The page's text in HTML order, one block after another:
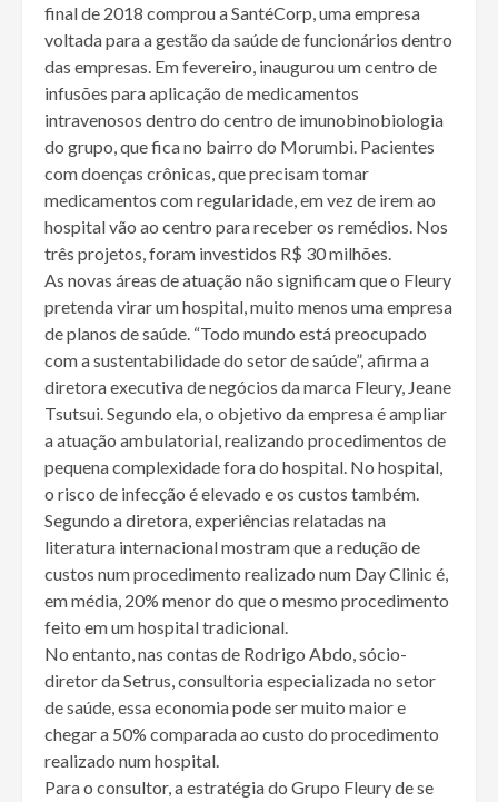
final de 2018 comprou a SantéCorp, uma empresa
voltada para a gestão da saúde de funcionários dentro
das empresas. Em fevereiro, inaugurou um centro de
infusões para aplicação de medicamentos
intravenosos dentro do centro de imunobinobiologia
do grupo, que fica no bairro do Morumbi. Pacientes
com doenças crônicas, que precisam tomar
medicamentos com regularidade, em vez de irem ao
hospital vão ao centro para receber os remédios. Nos
três projetos, foram investidos R$ 30 milhões.
As novas áreas de atuação não significam que o Fleury
pretenda virar um hospital, muito menos uma empresa
de planos de saúde. “Todo mundo está preocupado
com a sustentabilidade do setor de saúde”, afirma a
diretora executiva de negócios da marca Fleury, Jeane
Tsutsui. Segundo ela, o objetivo da empresa é ampliar
a atuação ambulatorial, realizando procedimentos de
pequena complexidade fora do hospital. No hospital,
o risco de infecção é elevado e os custos também.
Segundo a diretora, experiências relatadas na
literatura internacional mostram que a redução de
custos num procedimento realizado num Day Clinic é,
em média, 20% menor do que o mesmo procedimento
feito em um hospital tradicional.
No entanto, nas contas de Rodrigo Abdo, sócio-
diretor da Setrus, consultoria especializada no setor
de saúde, essa economia pode ser muito maior e
chegar a 50% comparada ao custo do procedimento
realizado num hospital.
Para o consultor, a estratégia do Grupo Fleury de se